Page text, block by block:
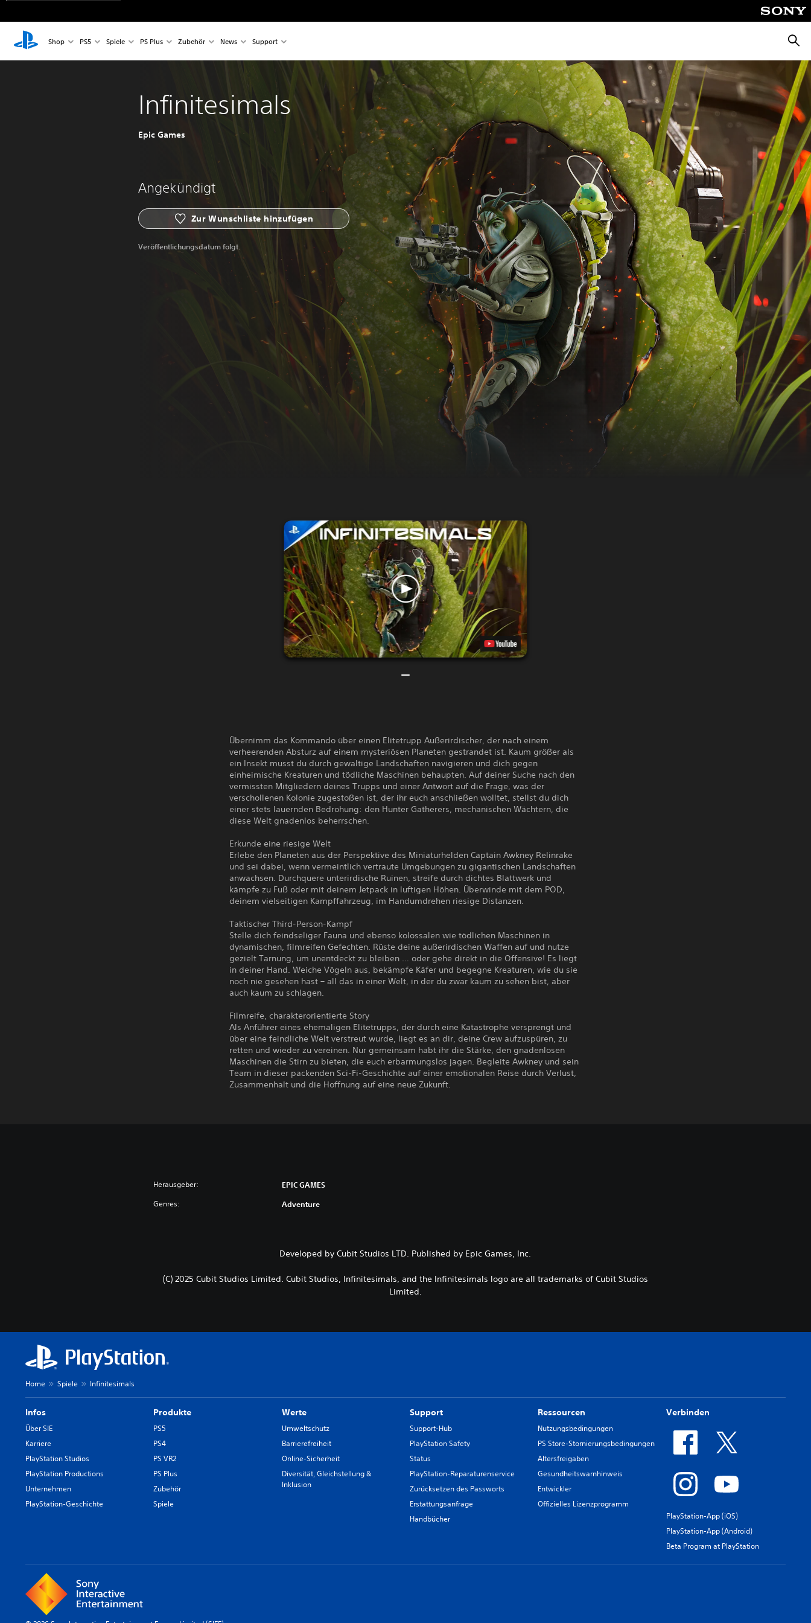
Shop PS5 Spiele PS Plus Zubehör News Support
Infinitesimals
Epic Games
Angekündigt
Zur Wunschliste hinzufügen
Veröffentlichungsdatum folgt.
Übernimm das Kommando über einen Elitetrupp Außerirdischer, der nach einem
verheerenden Absturz auf einem mysteriösen Planeten gestrandet ist. Kaum größer als
ein Insekt musst du durch gewaltige Landschaften navigieren und dich gegen
einheimische Kreaturen und tödliche Maschinen behaupten. Auf deiner Suche nach den
vermissten Mitgliedern deines Trupps und einer Antwort auf die Frage, was der
verschollenen Kolonie zugestoßen ist, der ihr euch anschließen wolltet, stellst du dich
einer stets lauernden Bedrohung: den Hunter Gatherers, mechanischen Wächtern, die
diese Welt gnadenlos beherrschen.
Erkunde eine riesige Welt
Erlebe den Planeten aus der Perspektive des Miniaturhelden Captain Awkney Relinrake
und sei dabei, wenn vermeintlich vertraute Umgebungen zu gigantischen Landschaften
anwachsen. Durchquere unterirdische Ruinen, streife durch dichtes Blattwerk und
kämpfe zu Fuß oder mit deinem Jetpack in luftigen Höhen. Überwinde mit dem POD,
deinem vielseitigen Kampffahrzeug, im Handumdrehen riesige Distanzen.
Taktischer Third-Person-Kampf
Stelle dich feindseliger Fauna und ebenso kolossalen wie tödlichen Maschinen in
dynamischen, filmreifen Gefechten. Rüste deine außerirdischen Waffen auf und nutze
gezielt Tarnung, um unentdeckt zu bleiben … oder gehe direkt in die Offensive! Es liegt
in deiner Hand. Weiche Vögeln aus, bekämpfe Käfer und begegne Kreaturen, wie du sie
noch nie gesehen hast – all das in einer Welt, in der du zwar kaum zu sehen bist, aber
auch kaum zu schlagen.
Filmreife, charakterorientierte Story
Als Anführer eines ehemaligen Elitetrupps, der durch eine Katastrophe versprengt und
über eine feindliche Welt verstreut wurde, liegt es an dir, deine Crew aufzuspüren, zu
retten und wieder zu vereinen. Nur gemeinsam habt ihr die Stärke, den gnadenlosen
Maschinen die Stirn zu bieten, die euch erbarmungslos jagen. Begleite Awkney und sein
Team in dieser packenden Sci-Fi-Geschichte auf einer emotionalen Reise durch Verlust,
Zusammenhalt und die Hoffnung auf eine neue Zukunft.
Herausgeber: EPIC GAMES
Genres: Adventure
Developed by Cubit Studios LTD. Published by Epic Games, Inc.
(C) 2025 Cubit Studios Limited. Cubit Studios, Infinitesimals, and the Infinitesimals logo are all trademarks of Cubit Studios
Limited.
Home Spiele Infinitesimals
Infos
Über SIE
Karriere
PlayStation Studios
PlayStation Productions
Unternehmen
PlayStation-Geschichte
Produkte
PS5
PS4
PS VR2
PS Plus
Zubehör
Spiele
Werte
Umweltschutz
Barrierefreiheit
Online-Sicherheit
Diversität, Gleichstellung &
Inklusion
Support
Support-Hub
PlayStation Safety
Status
PlayStation-Reparaturenservice
Zurücksetzen des Passworts
Erstattungsanfrage
Handbücher
Ressourcen
Nutzungsbedingungen
PS Store-Stornierungsbedingungen
Altersfreigaben
Gesundheitswarnhinweis
Entwickler
Offizielles Lizenzprogramm
Verbinden
PlayStation-App (iOS)
PlayStation-App (Android)
Beta Program at PlayStation